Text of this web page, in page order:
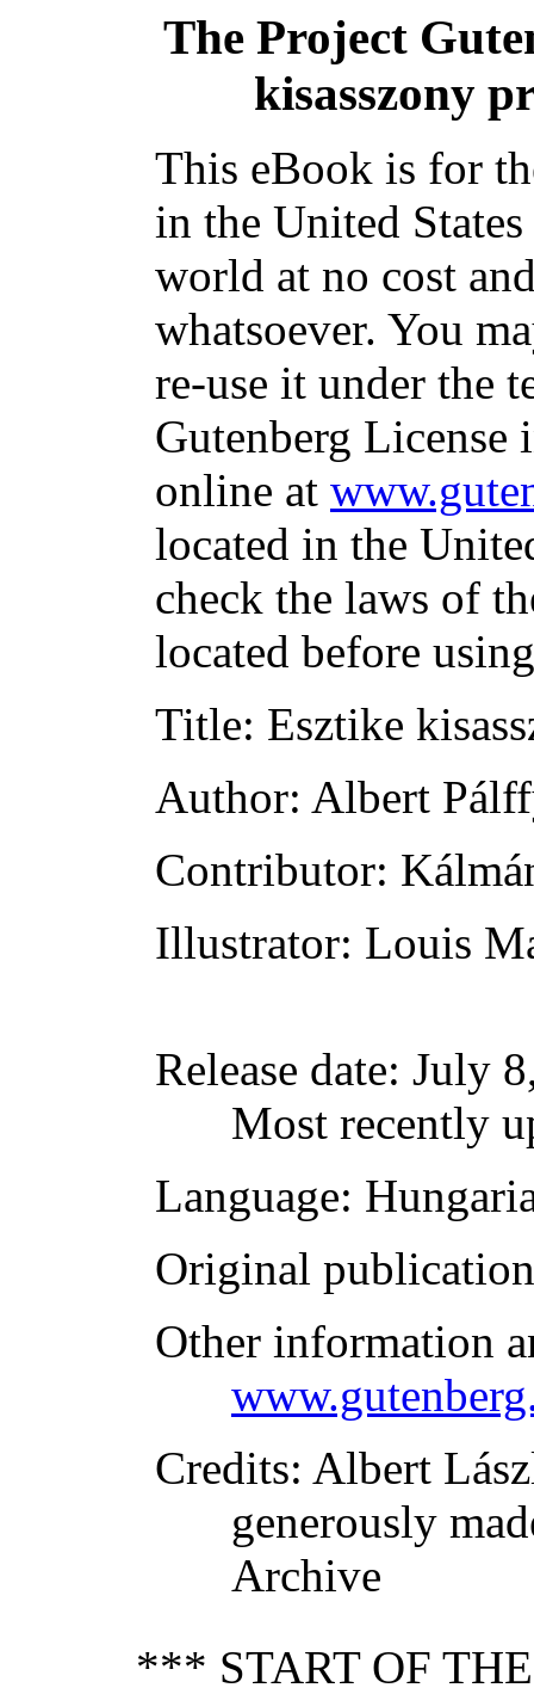
The Project
kisasszony
This eBook is for
in the United
world at no cost
whatsoever. You
re-use it under the
Gutenberg
online at
located in the
check the laws of
located before
Title: Esztike
Author: Albert
Contributor:
Illustrator: Louis
Release date: July
Most recently
Language:
Original publication
Other information
Credits: Albert
generously
Archive
*** START OF